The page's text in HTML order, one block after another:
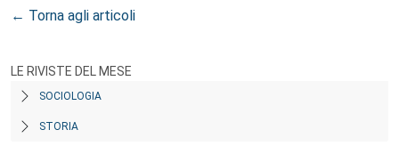
← Torna agli articoli
LE RIVISTE DEL MESE
SOCIOLOGIA
STORIA